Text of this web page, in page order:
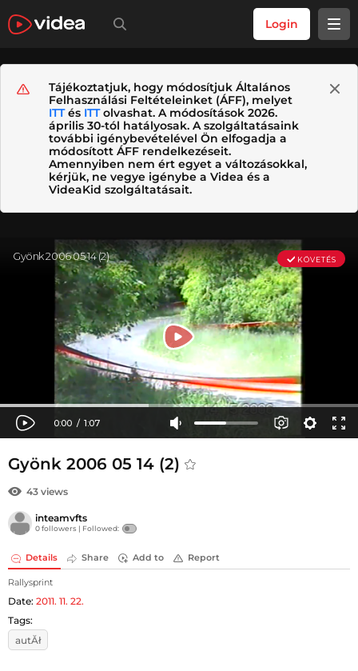
Login
Tájékoztatjuk, hogy módosítjuk Általános
Felhasználási Feltételeinket (ÁFF), melyet
ITTés ITTolvashat. A módosítások 2026.
április 30-tól hatályosak. A szolgáltatásaink
további igénybevételével Ön elfogadja a
módosított ÁFF rendelkezéseit.
Amennyiben nem ért egyet a változásokkal,
kérjük, ne vegye igénybe a Videa és a
VideaKid szolgáltatásait.
Gyönk 2006 05 14 (2)
43 views
inteamvfts
0 followers | Followed:
Details Share Add to Report
Rallysprint
Date: 2011. 11. 22.
Tags:
autĂł